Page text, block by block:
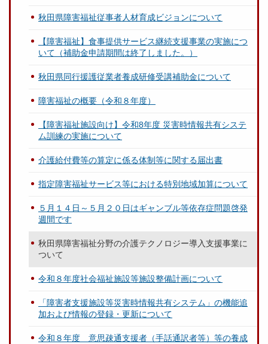
秋田県障害福祉従事者人材育成ビジョンについて
【障害福祉】食事提供サービス継続支援事業の実施につ
いて（補助金申請期間は終了しました。）
秋田県同行援護従業者養成研修受講補助金について
障害福祉の概要（令和８年度）
【障害福祉施設向け】令和8年度 災害時情報共有システ
ム訓練の実施について
介護給付費等の算定に係る体制等に関する届出書
指定障害福祉サービス等における特別地域加算について
５月１４日～５月２０日はギャンブル等依存症問題啓発
週間です
秋田県障害福祉分野の介護テクノロジー導入支援事業に
ついて
令和８年度社会福祉施設等施設整備計画について
「障害者支援施設等災害時情報共有システム」の機能追
加および情報の登録・更新について
令和８年度 意思疎通支援者（手話通訳者等）等の養成